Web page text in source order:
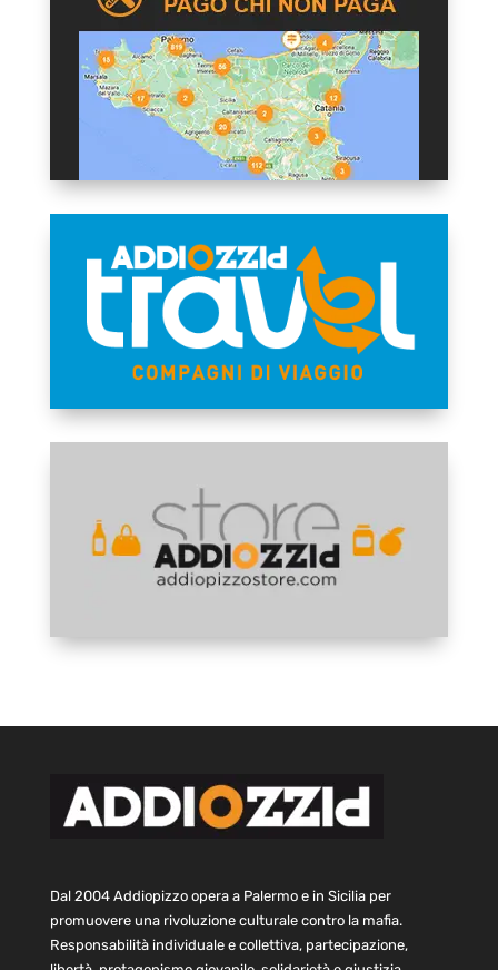
Dal 2004 Addiopizzo opera a Palermo e in Sicilia per
promuovere una rivoluzione culturale contro la mafia.
Responsabilità individuale e collettiva, partecipazione,